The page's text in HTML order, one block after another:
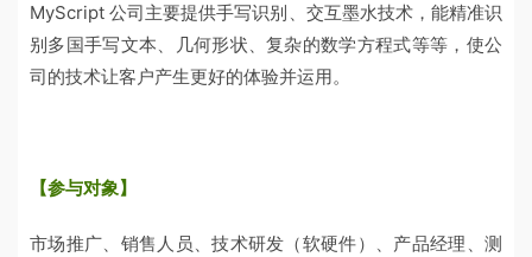
MyScript 公司主要提供手写识别、交互墨水技术，能精准识
别多国手写文本、几何形状、复杂的数学方程式等等，使公
司的技术让客户产生更好的体验并运用。
【参与对象】
市场推广、销售人员、技术研发（软硬件）、产品经理、测